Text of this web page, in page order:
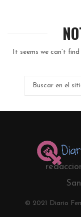
It seems we can’t
© 2021 Diario